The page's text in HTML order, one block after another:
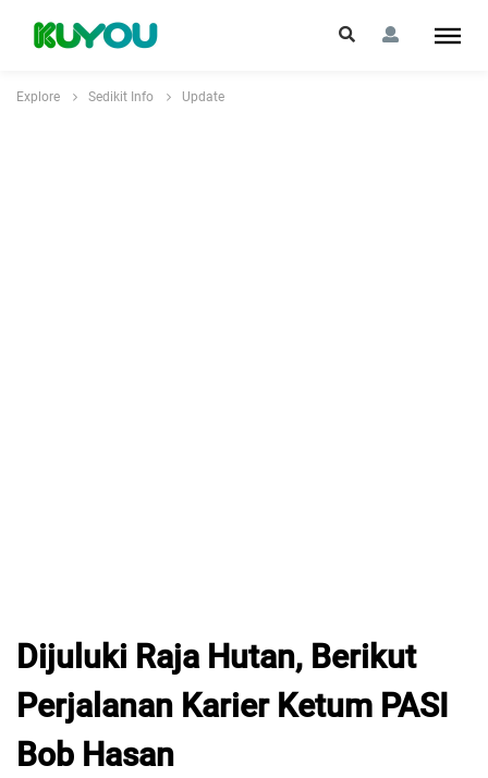
Explore Sedikit Info Update
Dijuluki Raja Hutan, Berikut
Perjalanan Karier Ketum PASI
Bob Hasan